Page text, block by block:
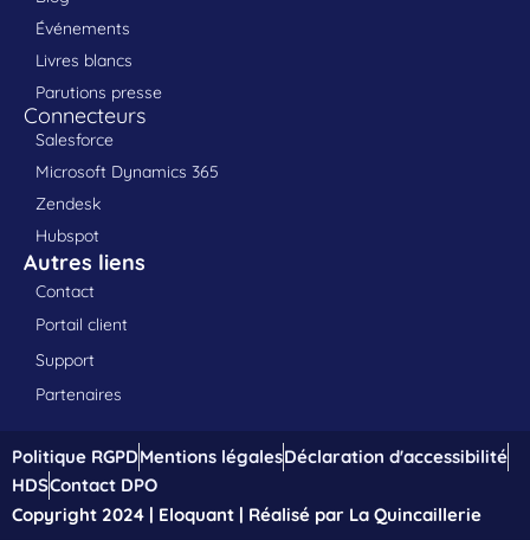
Événements
Livres blancs
Parutions presse
Connecteurs
Salesforce
Microsoft Dynamics 365
Zendesk
Hubspot
Autres liens
Contact
Portail client
Support
Partenaires
Politique RGPDMentions légalesDéclaration d'accessibilité
HDSContact DPO
Copyright 2024 | Eloquant | Réalisé par La Quincaillerie